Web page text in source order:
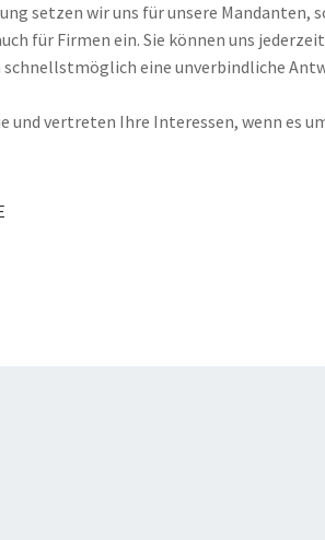
setzen wir uns für unsere Mandanten,
für Firmen ein. Sie können uns
schnellstmöglich eine unverbindliche
und vertreten Ihre Interessen, wenn es